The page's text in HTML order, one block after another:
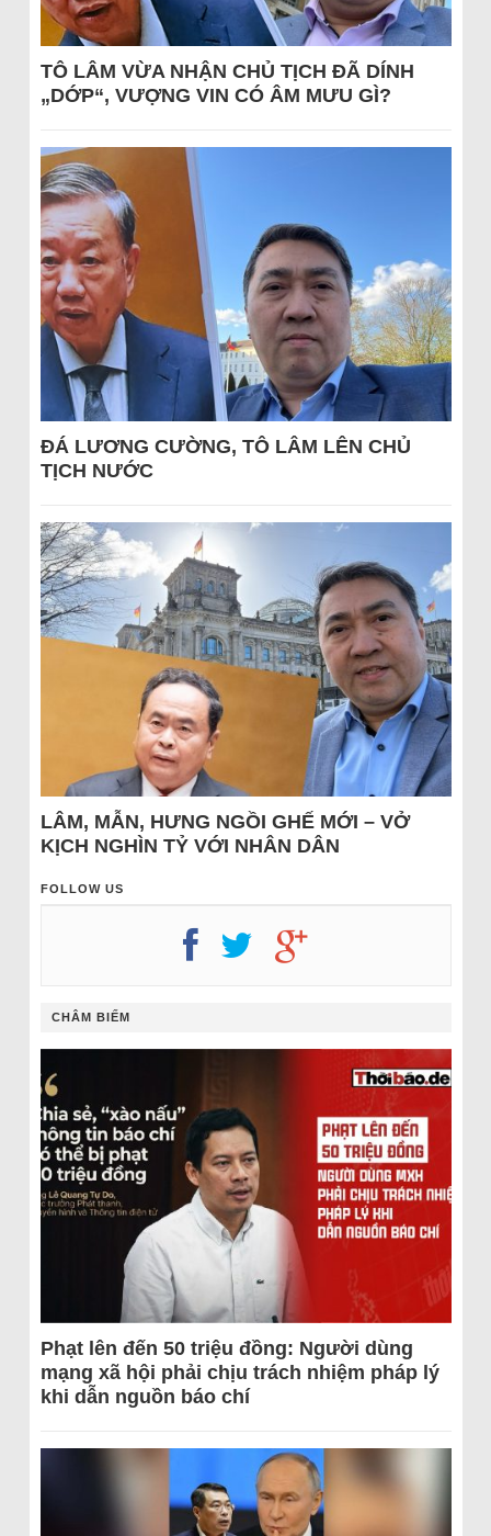
TÔ LÂM VỪA NHẬN CHỦ TỊCH ĐÃ DÍNH
„DỚP“, VƯỢNG VIN CÓ ÂM MƯU GÌ?
ĐÁ LƯƠNG CƯỜNG, TÔ LÂM LÊN CHỦ
TỊCH NƯỚC
LÂM, MẪN, HƯNG NGỒI GHẾ MỚI – VỞ
KỊCH NGHÌN TỶ VỚI NHÂN DÂN
FOLLOW US
CHÂM BIẾM
Phạt lên đến 50 triệu đồng: Người dùng
mạng xã hội phải chịu trách nhiệm pháp lý
khi dẫn nguồn báo chí